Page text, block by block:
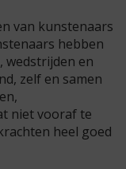
van kunstenaars
hebben
wedstrijden en
zelf en samen
niet vooraf te
heel goed